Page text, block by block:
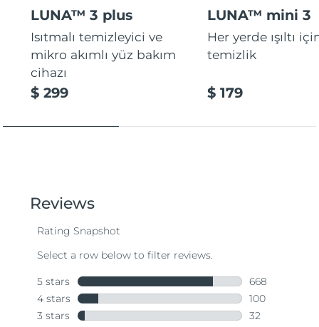
LUNA™ 3 plus
Isıtmalı temizleyici ve
mikro akımlı yüz bakım
cihazı
$ 299
LUNA™ mini 3
Her yerde ışıltı
temizlik
$ 179